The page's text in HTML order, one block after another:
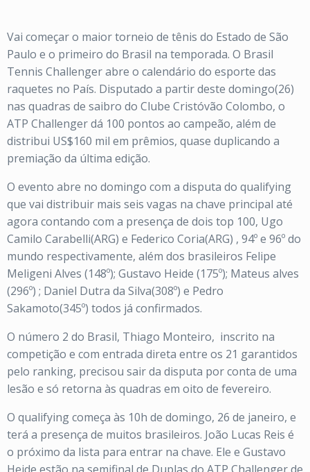
Vai começar o maior torneio de tênis do Estado de São
Paulo e o primeiro do Brasil na temporada. O Brasil
Tennis Challenger abre o calendário do esporte das
raquetes no País. Disputado a partir deste domingo(26)
nas quadras de saibro do Clube Cristóvão Colombo, o
ATP Challenger dá 100 pontos ao campeão, além de
distribui US$160 mil em prêmios, quase duplicando a
premiação da última edição.
O evento abre no domingo com a disputa do qualifying
que vai distribuir mais seis vagas na chave principal até
agora contando com a presença de dois top 100, Ugo
Camilo Carabelli(ARG) e Federico Coria(ARG) , 94º e 96º do
mundo respectivamente, além dos brasileiros Felipe
Meligeni Alves (148º); Gustavo Heide (175º); Mateus alves
(296º) ; Daniel Dutra da Silva(308º) e Pedro
Sakamoto(345º) todos já confirmados.
O número 2 do Brasil, Thiago Monteiro, inscrito na
competição e com entrada direta entre os 21 garantidos
pelo ranking, precisou sair da disputa por conta de uma
lesão e só retorna às quadras em oito de fevereiro.
O qualifying começa às 10h de domingo, 26 de janeiro, e
terá a presença de muitos brasileiros. João Lucas Reis é
o próximo da lista para entrar na chave. Ele e Gustavo